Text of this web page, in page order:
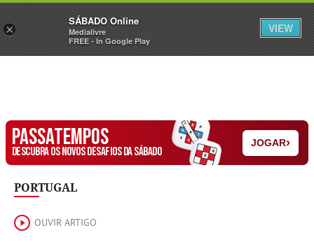
Sábado Assine Iniciar Sessão
PASSATEMPOS
DESCUBRA OS NOVOS DESAFIOS DA SÁBADO
JOGAR›
PORTUGAL
OUVIR ARTIGO
×
SÁBADO Online
Medialivre
FREE - In Google Play
VIEW